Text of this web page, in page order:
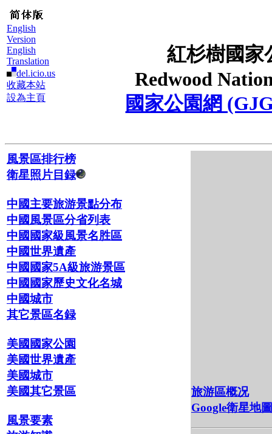
English
Version
English
Translation
del.icio.us
收藏本站
設為主頁
紅杉樹國家
Redwood
國家公園網
風景區排行榜
衛星照片目録
中國主要旅游景點分布
中國風景區分省列表
中國國家級風景名胜區
中國世界遺產
中國國家5A級旅游景區
中國國家歷史文化名城
中國城市
其它景區名録
美國國家公園
美國世界遺產
美國城市
美國其它景區
風景要素
旅游區概况
Google衛星地圖